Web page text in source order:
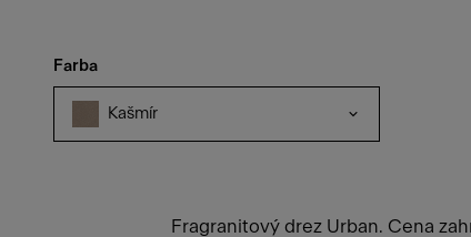
Farba
Kašmír
Fragranitový drez Urban. Cena